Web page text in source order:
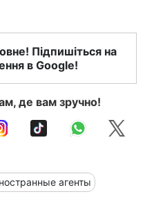
Підпишіться на
в Google!
де вам зручно!
агенты